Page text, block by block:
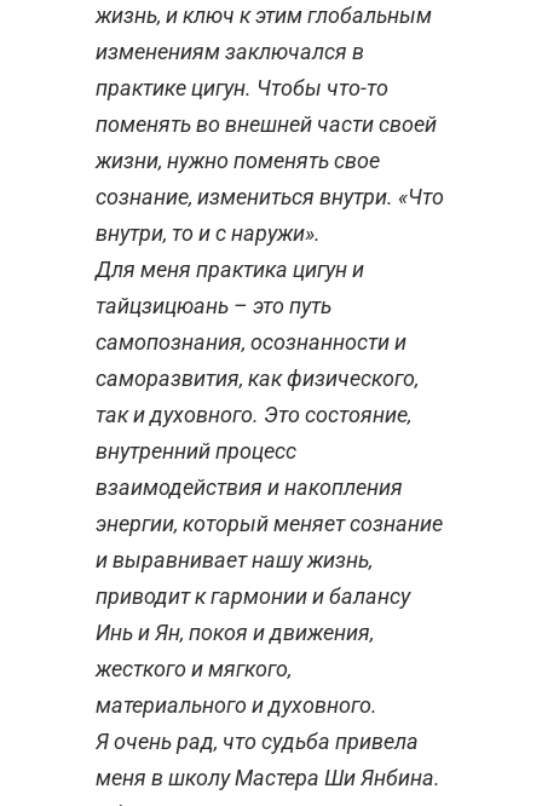
жизнь, и ключ к этим глобальным
изменениям заключался в
практике цигун. Чтобы что-то
поменять во внешней части своей
жизни, нужно поменять свое
сознание, измениться внутри. «Что
внутри, то и с наружи».
Для меня практика цигун и
тайцзицюань – это путь
самопознания, осознанности и
саморазвития, как физического,
так и духовного. Это состояние,
внутренний процесс
взаимодействия и накопления
энергии, который меняет сознание
и выравнивает нашу жизнь,
приводит к гармонии и балансу
Инь и Ян, покоя и движения,
жесткого и мягкого,
материального и духовного.
Я очень рад, что судьба привела
меня в школу Мастера Ши Янбина.